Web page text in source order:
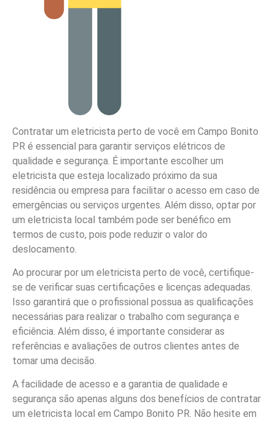
Contratar um eletricista perto de você em Campo Bonito
PR é essencial para garantir serviços elétricos de
qualidade e segurança. É importante escolher um
eletricista que esteja localizado próximo da sua
residência ou empresa para facilitar o acesso em caso de
emergências ou serviços urgentes. Além disso, optar por
um eletricista local também pode ser benéfico em
termos de custo, pois pode reduzir o valor do
deslocamento.
Ao procurar por um eletricista perto de você, certifique-
se de verificar suas certificações e licenças adequadas.
Isso garantirá que o profissional possua as qualificações
necessárias para realizar o trabalho com segurança e
eficiência. Além disso, é importante considerar as
referências e avaliações de outros clientes antes de
tomar uma decisão.
A facilidade de acesso e a garantia de qualidade e
segurança são apenas alguns dos benefícios de contratar
um eletricista local em Campo Bonito PR. Não hesite em